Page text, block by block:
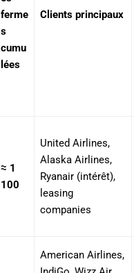
ferme
s
cumu
lées
Clients principaux
≈ 1
100
United Airlines,
Alaska Airlines,
Ryanair (intérêt),
leasing
companies
American Airlines,